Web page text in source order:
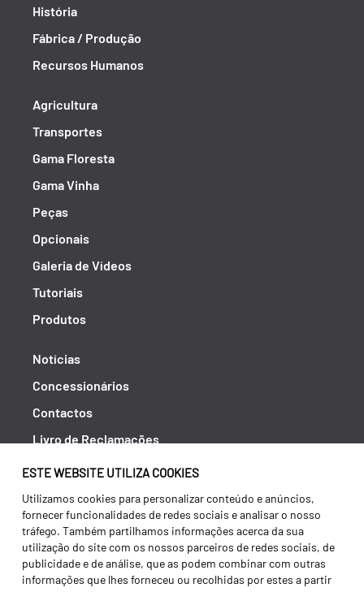
ESTE WEBSITE UTILIZA COOKIES
Utilizamos cookies para personalizar conteúdo e anúncios,
fornecer funcionalidades de redes sociais e analisar o nosso
tráfego. Também partilhamos informações acerca da sua
utilização do site com os nossos parceiros de redes sociais, de
publicidade e de análise, que as podem combinar com outras
informações que lhes forneceu ou recolhidas por estes a partir
História
Fábrica / Produção
Recursos Humanos
Agricultura
Transportes
Gama Floresta
Gama Vinha
Peças
Opcionais
Galeria de Vídeos
Tutoriais
Produtos
Notícias
Concessionários
Contactos
Livro de Reclamações
Política de Privacidade
Canal de Denúncias (RGPC)
Termos e condições